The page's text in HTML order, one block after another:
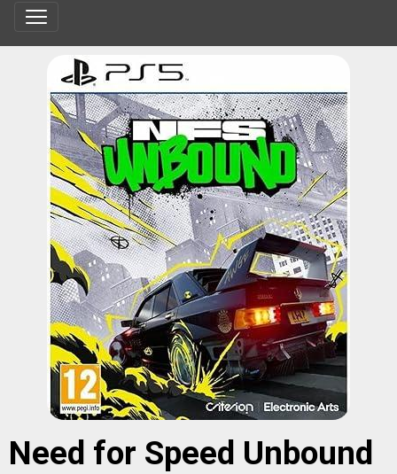
Need for Speed Unbound